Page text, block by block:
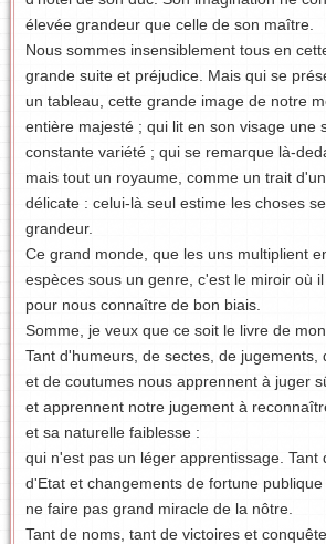
élevée grandeur que celle de son maître.
Nous sommes insensiblement tous en
grande suite et préjudice. Mais qui se
un tableau, cette grande image de notre
entière majesté ; qui lit en son visage une
constante variété ; qui se remarque là-
mais tout un royaume, comme un trait
délicate : celui-là seul estime les choses
grandeur.
Ce grand monde, que les uns multiplient
espèces sous un genre, c'est le miroir où
pour nous connaître de bon biais.
Somme, je veux que ce soit le livre de
Tant d'humeurs, de sectes, de jugements,
et de coutumes nous apprennent à juger
et apprennent notre jugement à
et sa naturelle faiblesse :
qui n'est pas un léger apprentissage. Tant
d'Etat et changements de fortune
ne faire pas grand miracle de la nôtre.
Tant de noms, tant de victoires et